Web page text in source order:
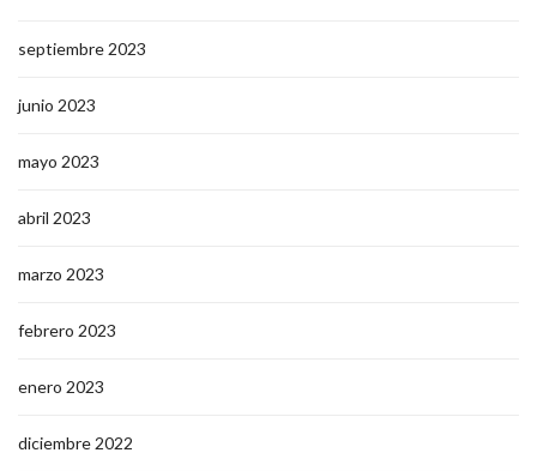
septiembre 2023
junio 2023
mayo 2023
abril 2023
marzo 2023
febrero 2023
enero 2023
diciembre 2022